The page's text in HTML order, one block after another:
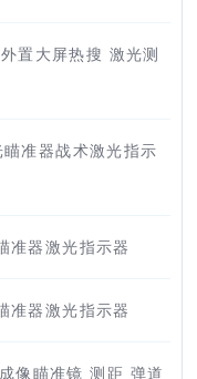
置大屏热搜 激光测
准器战术激光指示
准器激光指示器
准器激光指示器
像瞄准镜 测距 弹道